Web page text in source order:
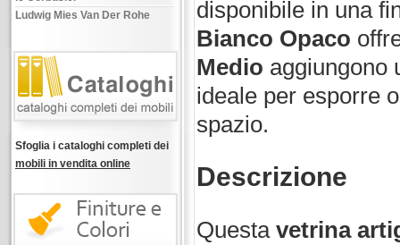
Ludwig Mies Van Der Rohe
Sfoglia i cataloghi completi dei
mobili in vendita online
disponibile in una
Bianco Opaco
Medio aggiungono
ideale per esporre
spazio.
Descrizione
Questa vetrina